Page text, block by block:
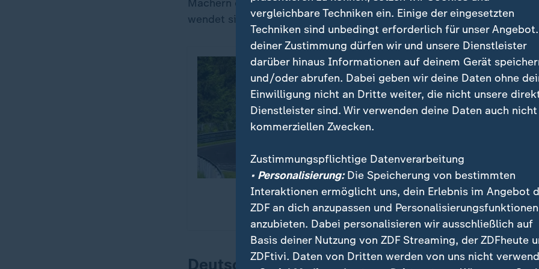
Machern der Formel 1 keinesfalls heilig. Wenn andernorts mehr Geld
wendet sich die Königsklasse diesen Märkten zu.
Formel-1-Pilot auf Abwegen
:Verstappen
Nürburgring-
Seitensprung gewagt
Nordschleife des
einem Ferrari-
falschem Namen.
der Formel-1-
Deutschland schon lange ohne reguläres
vergleichbare Techniken ein. Einige der eingesetzten
Techniken sind unbedingt erforderlich für unser
deiner Zustimmung dürfen wir und unsere Dienstleister
darüber hinaus Informationen auf deinem Gerät
und/oder abrufen. Dabei geben wir deine Daten ohne
Einwilligung nicht an Dritte weiter, die nicht unsere
Dienstleister sind. Wir verwenden deine Daten auch nicht
kommerziellen Zwecken.
Zustimmungspflichtige Datenverarbeitung
• Personalisierung:Die Speicherung von bestimmten
Interaktionen ermöglicht uns, dein Erlebnis im Angebot
ZDF an dich anzupassen und Personalisierungsfunktionen
anzubieten. Dabei personalisieren wir ausschließlich auf
Basis deiner Nutzung von ZDF Streaming, der ZDFheute
ZDFtivi. Daten von Dritten werden von uns nicht